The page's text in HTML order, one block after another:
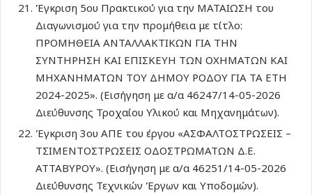
Έγκριση 5ου Πρακτικού για την ΜΑΤΑΙΩΣΗ του
Διαγωνισμού για την προμήθεια με τίτλο:
ΠΡΟΜΗΘΕΙΑ ΑΝΤΑΛΛΑΚΤΙΚΩΝ ΓΙΑ ΤΗΝ
ΣΥΝΤΗΡΗΣΗ ΚΑΙ ΕΠΙΣΚΕΥΗ ΤΩΝ ΟΧΗΜΑΤΩΝ ΚΑΙ
ΜΗΧΑΝΗΜΑΤΩΝ ΤΟΥ ΔΗΜΟΥ ΡΟΔΟΥ ΓΙΑ ΤΑ ΕΤΗ
2024-2025». (Εισήγηση με α/α 46247/14-05-2026
Διεύθυνσης Τροχαίου Υλικού και Μηχανημάτων).
Έγκριση 3ου ΑΠΕ του έργου «ΑΣΦΑΛΤΟΣΤΡΩΣΕΙΣ –
ΤΣΙΜΕΝΤΟΣΤΡΩΣΕΙΣ ΟΔΟΣΤΡΩΜΑΤΩΝ Δ.Ε.
ΑΤΤΑΒΥΡΟΥ». (Εισήγηση με α/α 46251/14-05-2026
Διεύθυνσης Τεχνικών Έργων και Υποδομών).